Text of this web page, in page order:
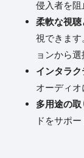
侵入者を阻
柔軟な視聴
視できま
ョンから
インタラ
オーディオ
多用途の取
ドをサポー